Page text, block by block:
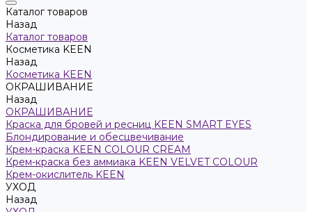
Каталог товаров
Назад
Каталог товаров
Косметика KEEN
Назад
Косметика KEEN
ОКРАШИВАНИЕ
Назад
ОКРАШИВАНИЕ
Краска для бровей и ресниц KEEN SMART EYES
Блондирование и обесцвечивание
Крем-краска KEEN COLOUR CREAM
Крем-краска без аммиака KEEN VELVET COLOUR
Крем-окислитель KEEN
УХОД
Назад